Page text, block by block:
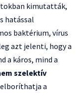
kimutatták,
hatással
baktérium, vírus
azt jelenti, hogy a
a káros, mind a
szelektív
a